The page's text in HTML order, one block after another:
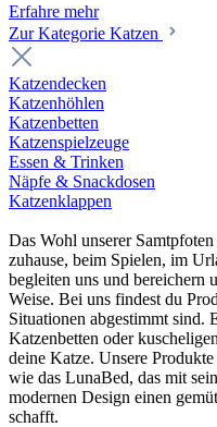
Erfahre mehr
Zur Kategorie Katzen
Katzendecken
Katzenhöhlen
Katzenbetten
Katzenspielzeuge
Essen & Trinken
Näpfe & Snackdosen
Katzenklappen
Das Wohl unserer
zuhause, beim Spielen, im
begleiten uns und bereichern
Weise. Bei uns findest du
Situationen abgestimmt sind.
Katzenbetten oder
deine Katze. Unsere
wie das LunaBed, das mit
modernen Design einen
schafft.